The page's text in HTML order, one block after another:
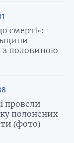
смерті»:
з половиною
провели
полонених
(фото)